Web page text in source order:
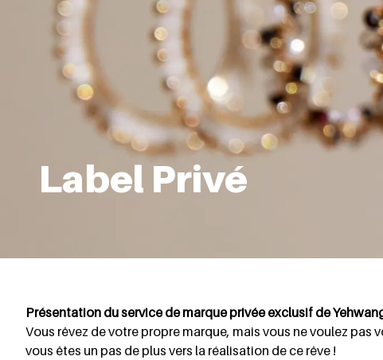
Label Privé
Présentation du service de marque privée exclusif de
Vous rêvez de votre propre marque, mais vous ne voulez
vous êtes un pas de plus vers la réalisation de ce rêve !